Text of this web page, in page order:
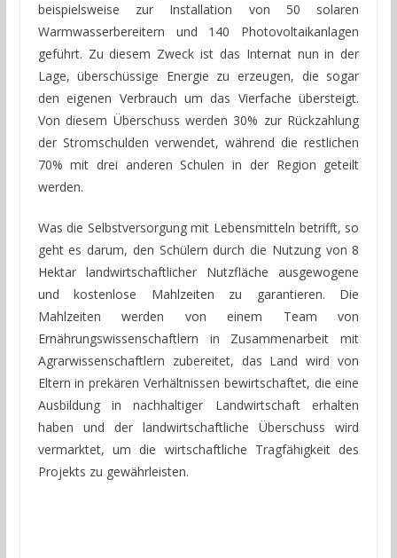
beispielsweise zur Installation von 50 solaren
Warmwasserbereitern und 140 Photovoltaikanlagen
geführt. Zu diesem Zweck ist das Internat nun in der
Lage, überschüssige Energie zu erzeugen, die sogar
den eigenen Verbrauch um das Vierfache übersteigt.
Von diesem Überschuss werden 30% zur Rückzahlung
der Stromschulden verwendet, während die restlichen
70% mit drei anderen Schulen in der Region geteilt
werden.
Was die Selbstversorgung mit Lebensmitteln betrifft, so
geht es darum, den Schülern durch die Nutzung von 8
Hektar landwirtschaftlicher Nutzfläche ausgewogene
und kostenlose Mahlzeiten zu garantieren. Die
Mahlzeiten werden von einem Team von
Ernährungswissenschaftlern in Zusammenarbeit mit
Agrarwissenschaftlern zubereitet, das Land wird von
Eltern in prekären Verhältnissen bewirtschaftet, die eine
Ausbildung in nachhaltiger Landwirtschaft erhalten
haben und der landwirtschaftliche Überschuss wird
vermarktet, um die wirtschaftliche Tragfähigkeit des
Projekts zu gewährleisten.